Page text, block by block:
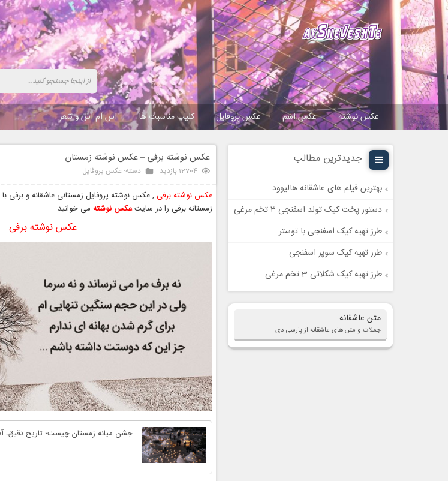
عکس نوشته عکس اسم عکس پروفایل کلیپ مناسبت ها اس ام اس و شعر
جدیدترین مطالب
بهترین فیلم های عاشقانه هالیوود
دستور پخت کیک تولد اسفنجی ۳ تخم مرغی
طرز تهیه کیک اسفنجی با توستر
طرز تهیه کیک سوپر اسفنجی
طرز تهیه کیک شکلاتی 3 تخم مرغی
متن عاشقانه
جملات و متن های عاشقانه از پارسی دی
عکس نوشته برفی – عکس نوشته زمستان
12704 بازدید دسته: عکس پروفایل
عکس نوشته برفی , عکس نوشته پروفایل زمستانی عاشقانه و برفی
زمستانه برفی را در سایتعکس نوشته می خوانید
عکس نوشته برفی
جشن میانه زمستان چیست؛ تاریخ دقیق،